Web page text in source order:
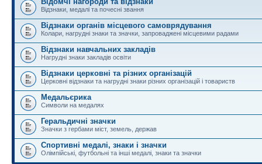
Відзнаки, медалі та почесні звання
Відзнаки органів місцевого самоврядування
Колари, нагрудні знаки та значки, запроваджені місцевими радами
Відзнаки навчальних закладів
Нагрудні знаки закладів освіти
Відзнаки церковні та різних організацій
Церковні відзнаки та нагрудні знаки різних організацій і товариств
Медальєрика
Символи на медалях
Геральдичні значки
Значки з гербами міст, земель, держав
Спортивні медалі, знаки і значки
Олімпійські, футбольні та інші медалі, знаки та значки